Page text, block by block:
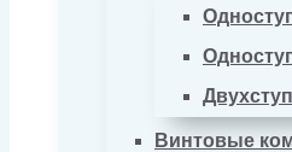
Винтовые